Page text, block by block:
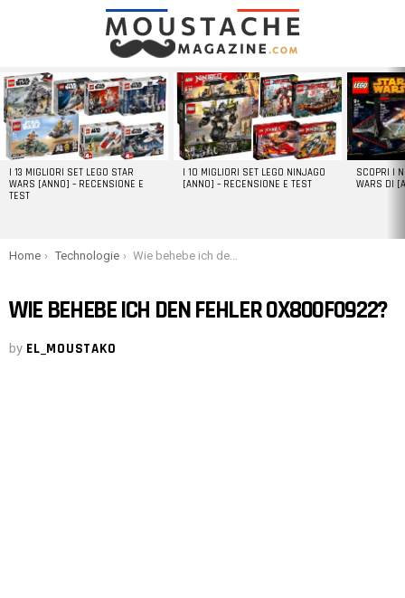
LATEST
STORIES
I 13 MIGLIORI SET LEGO STAR
WARS [ANNO] – RECENSIONE E
TEST
I 10 MIGLIORI SET LEGO NINJAGO
[ANNO] – RECENSIONE E TEST
SCOPRI I
WARS DI
You are here:
Home Technologie Wie behebe ich den Fehler 0x800f0922?
WIE BEHEBE ICH DEN FEHLER 0X800F0922?
by EL_MOUSTAKO